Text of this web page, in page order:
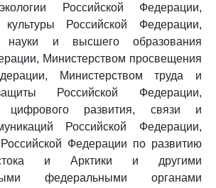
Российской Федерации,
культуры Российской Федерации,
науки и высшего образования
Министерством просвещения
Министерством труда и
Российской Федерации,
цифрового развития, связи и
Российской Федерации,
Федерации по развитию
и Арктики и другими
федеральными органами